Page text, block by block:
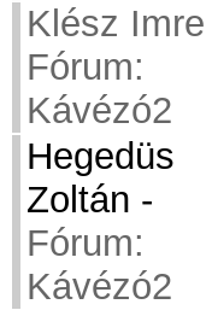
Klész Imre
Fórum:
Kávézó2
Hegedüs
Zoltán -
Fórum:
Kávézó2